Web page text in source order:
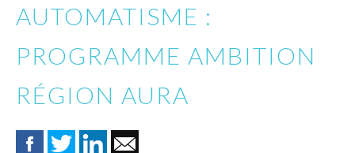
AUTOMATISME :
PROGRAMME AMBITION
RÉGION AURA